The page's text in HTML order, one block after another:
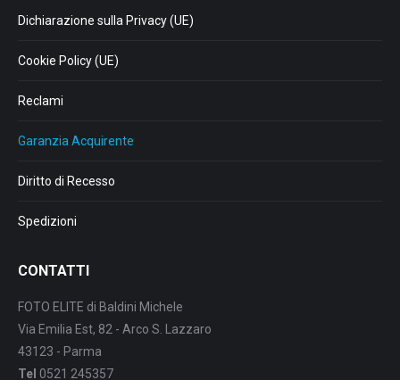
Dichiarazione sulla Privacy (UE)
Cookie Policy (UE)
Reclami
Garanzia Acquirente
Diritto di Recesso
Spedizioni
CONTATTI
FOTO ELITE di Baldini Michele
Via Emilia Est, 82 - Arco S. Lazzaro
43123 - Parma
Tel 0521 245357